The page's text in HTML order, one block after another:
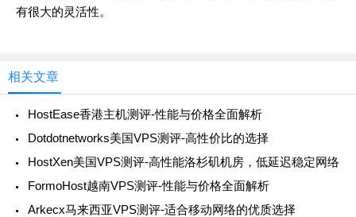
有很大的灵活性。
相关文章
HostEase香港主机测评-性能与价格全面解析
Dotdotnetworks美国VPS测评-高性价比的选择
HostXen美国VPS测评-高性能洛杉矶机房，低延迟稳定网络
FormoHost越南VPS测评-性能与价格全面解析
Arkecx马来西亚VPS测评-适合移动网络的优质选择